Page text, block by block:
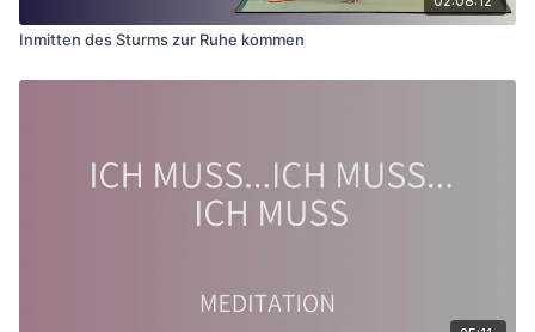
Inmitten des Sturms zur Ruhe kommen